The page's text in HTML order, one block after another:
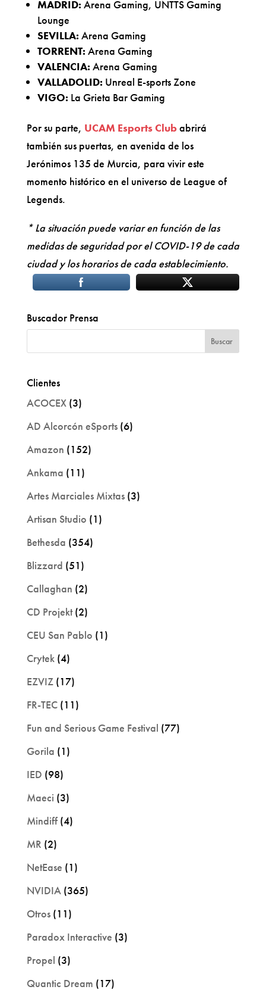
MADRID: Arena Gaming, UNTTS Gaming
Lounge
SEVILLA: Arena Gaming
TORRENT: Arena Gaming
VALENCIA: Arena Gaming
VALLADOLID: Unreal E-sports Zone
VIGO: La Grieta Bar Gaming
Por su parte, UCAM Esports Clubabrirá
también sus puertas, en avenida de los
Jerónimos 135 de Murcia, para vivir este
momento histórico en el universo de League of
Legends.
* La situación puede variar en función de las
medidas de seguridad por el COVID-19 de cada
ciudad y los horarios de cada establecimiento.
Buscador Prensa
Clientes
ACOCEX(3)
AD Alcorcón eSports(6)
Amazon (152)
Ankama (11)
Artes Marciales Mixtas(3)
Artisan Studio (1)
Bethesda (354)
Blizzard (51)
Callaghan (2)
CD Projekt(2)
CEU San Pablo (1)
Crytek(4)
EZVIZ(17)
FR-TEC(11)
Fun and Serious Game Festival (77)
Gorila (1)
IED (98)
Maeci (3)
Mindiff(4)
MR (2)
NetEase (1)
NVIDIA(365)
Otros(11)
Paradox Interactive (3)
Propel (3)
Quantic Dream (17)